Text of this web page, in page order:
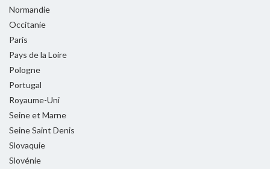
Normandie
Occitanie
Paris
Pays de la Loire
Pologne
Portugal
Royaume-Uni
Seine et Marne
Seine Saint Denis
Slovaquie
Slovénie